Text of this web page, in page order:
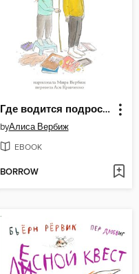
Где водится подростикус?
byАлиса Вербиж
EBOOK
BORROW